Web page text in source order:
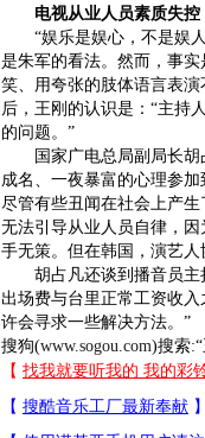
电视从业人员素质失控
“娱乐是娱心，不是娱人
是朱军的看法。然而，事
笑、用夸张的肢体语言表
后，王刚的认识是：“主持
的问题。”
国家广电总局副局长胡
成名、一夜暴富的心理参
尽管有些丑闻在社会上产
无法引导从业人员自律，
手无策。但在韩国，演艺
胡占凡还谈到播音员主持
出场费与台里正常工资收
许会寻求一些解决方法。”
搜狗(www.sogou.com)搜索:“